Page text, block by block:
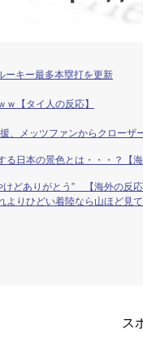
ーキー最多本塁打を更新
【タイ人の反応】
、メッツファンからクローザ
日本の景色とは・・・？【
どありがとう” 【海外の反応
りひどい着陸なら山ほど見て
ス